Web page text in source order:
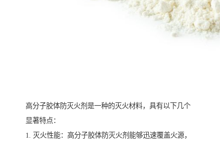
高分子胶体防灭火剂是一种的灭火材料，具有以下几个
显著特点：
1. 灭火性能：高分子胶体防灭火剂能够迅速覆盖火源，